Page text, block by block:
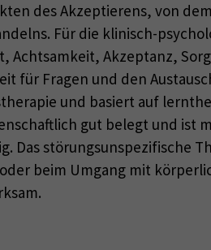
des Akzeptierens, von
Für die klinisch-
Akzeptanz,
für Fragen und den
und basiert auf
gut belegt und
störungsunspezifische
beim Umgang mit